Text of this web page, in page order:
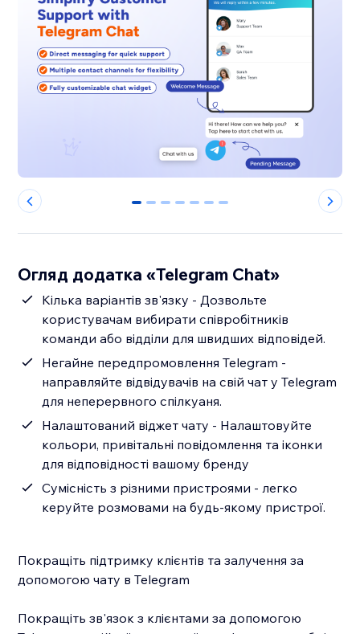
0 1 2 3 4 5 6
Огляд додатка «Telegram Chat»
Кілька варіантів зв'язку - Дозвольте
користувачам вибирати співробітників
команди або відділи для швидших відповідей.
Негайне передпромовлення Telegram -
направляйте відвідувачів на свій чат у Telegram
для неперервного спілкуаня.
Налаштований віджет чату - Налаштовуйте
кольори, привітальні повідомлення та іконки
для відповідності вашому бренду
Сумісність з різними пристроями - легко
керуйте розмовами на будь-якому пристрої.
Покращіть підтримку клієнтів та залучення за
допомогою чату в Telegram
Покращіть зв'язок з клієнтами за допомогою